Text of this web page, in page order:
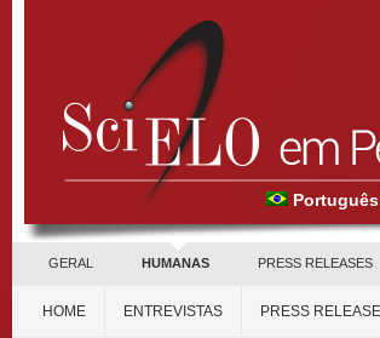
Português
GERAL HUMANAS PRESS RELEASES
HOME ENTREVISTAS PRESS